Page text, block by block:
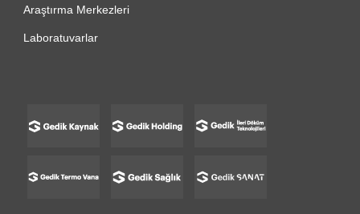
Araştırma Merkezleri
Laboratuvarlar